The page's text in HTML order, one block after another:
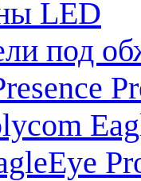
LED
под